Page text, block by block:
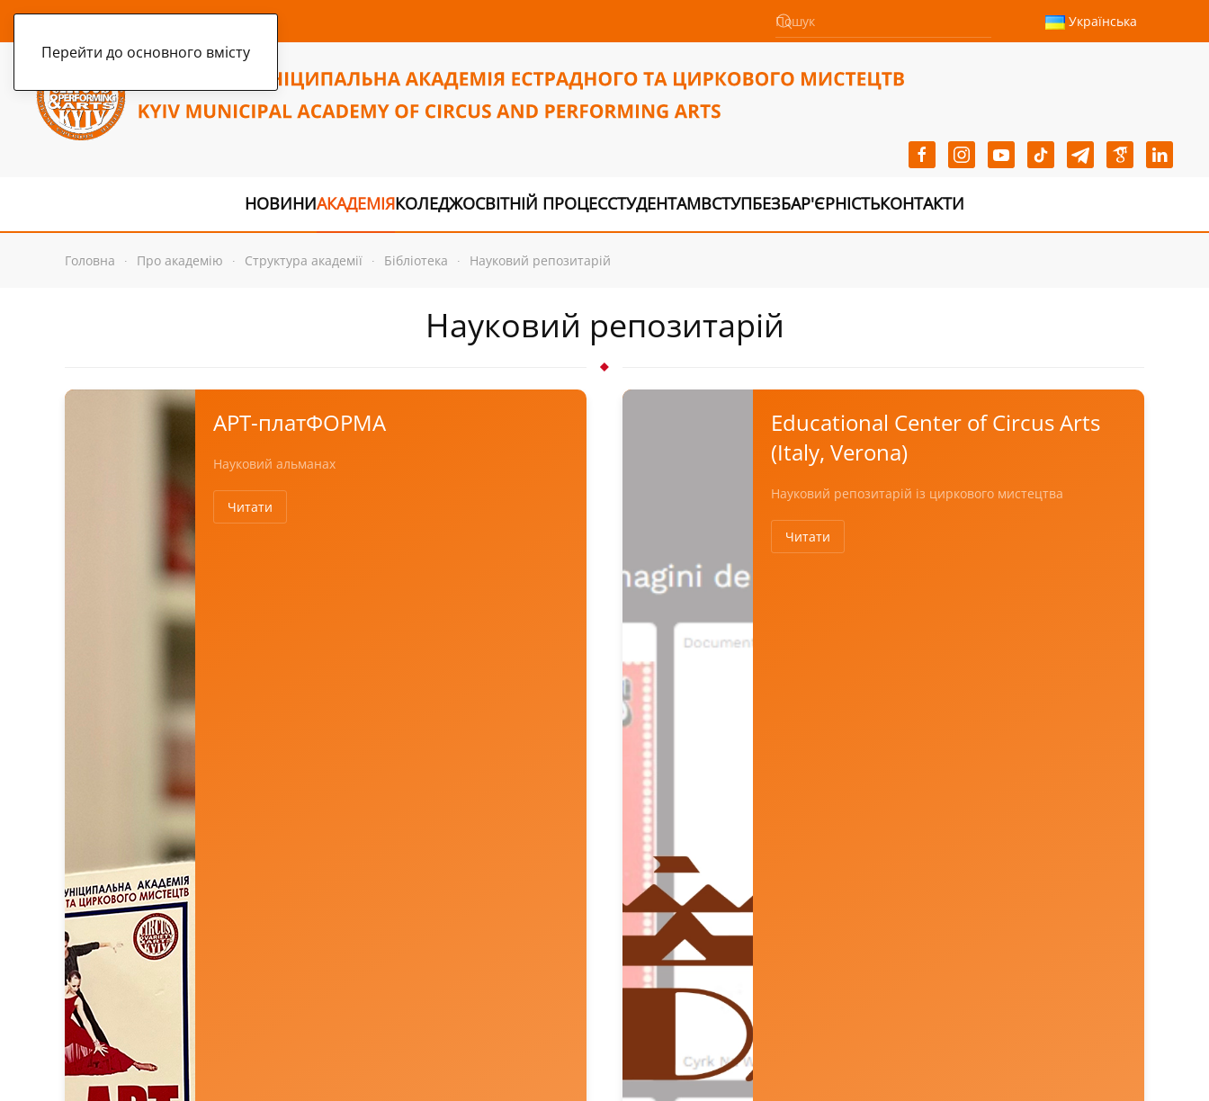
Перейти до основного вмісту
Українська
НОВИНИАКАДЕМІЯКОЛЕДЖОСВІТНІЙ ПРОЦЕССТУДЕНТАМВСТУПБЕЗБАР'ЄРНІСТЬКОНТАКТИ
Головна Про академію Структура академії Бібліотека Науковий репозитарій
Науковий репозитарій
АРТ-платФОРМА
Науковий альманах
Читати
Educational Center of Circus Arts
(Italy, Verona)
Науковий репозитарій із циркового мистецтва
Читати